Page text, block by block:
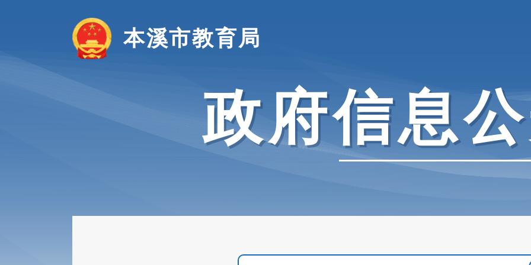
本溪市教育局
政府信息